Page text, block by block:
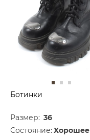
Ботинки
Размер: 36
Состояние: Хорошее